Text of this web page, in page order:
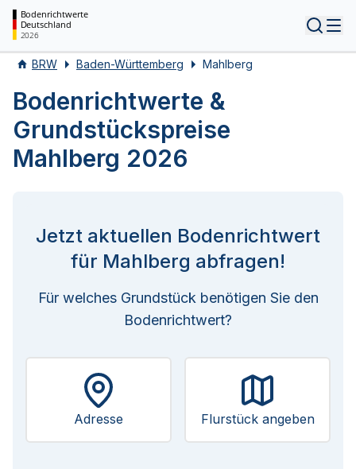
Bodenrichtwerte
Deutschland
2026
BRW Baden-Württemberg Mahlberg
Bodenrichtwerte &
Grundstückspreise
Mahlberg 2026
Jetzt aktuellen Bodenrichtwert
für Mahlberg abfragen!
Für welches Grundstück benötigen Sie den
Bodenrichtwert?
Adresse Flurstück angeben